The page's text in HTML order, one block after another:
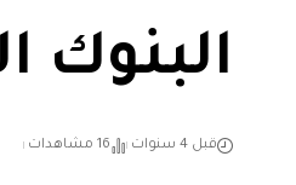
البنوك
قبل 4 سنوات 16 مشاهدات